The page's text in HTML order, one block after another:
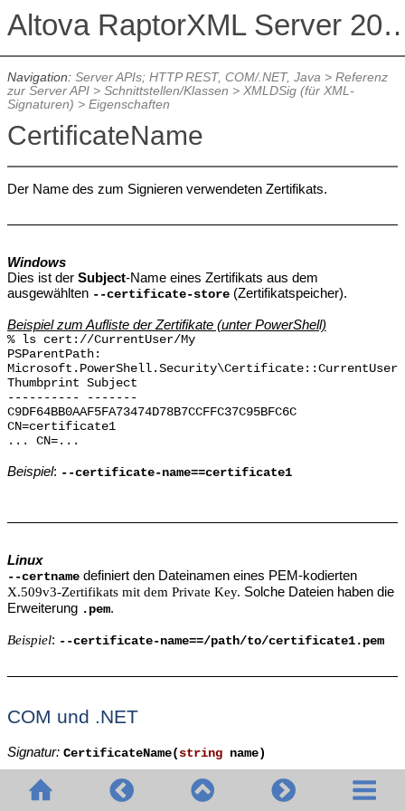
Altova
Navigation: Server APIs; HTTP REST, COM/.NET, Java> Referenz
zur Server API> Schnittstellen/Klassen > XMLDSig (für XML-
Signaturen) > Eigenschaften
CertificateName
Der Name des zum Signieren verwendeten Zertifikats.
Windows
Dies ist der Subject-Name eines Zertifikats aus dem
ausgewählten --certificate-store(Zertifikatspeicher).
Beispiel zum Aufliste der Zertifikate (unter PowerShell)
% ls cert://CurrentUser/My
PSParentPath:
Thumbprint Subject
---------- -------
C9DF64BB0AAF5FA73474D78B7CCFFC37C95BFC6C
CN=certificate1
... CN=...
Beispiel: --certificate-name==certificate1
Linux
--certnamedefiniert den Dateinamen eines PEM-kodierten
X.509v3-Zertifikats mit dem Private Key. Solche Dateien haben die
Erweiterung .pem.
Beispiel: --certificate-name==/path/to/certificate1.pem
COM und .NET
Signatur: CertificateName( stringname)